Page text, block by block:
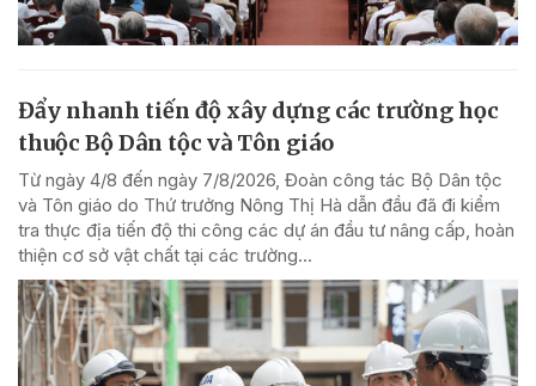
Đẩy nhanh tiến độ xây dựng các trường học
thuộc Bộ Dân tộc và Tôn giáo
Từ ngày 4/8 đến ngày 7/8/2026, Đoàn công tác Bộ Dân tộc
và Tôn giáo do Thứ trưởng Nông Thị Hà dẫn đầu đã đi kiểm
tra thực địa tiến độ thi công các dự án đầu tư nâng cấp, hoàn
thiện cơ sở vật chất tại các trường...